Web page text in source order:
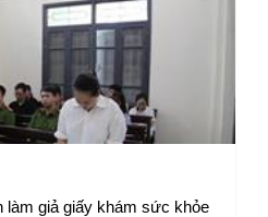
làm giả giấy khám sức khỏe